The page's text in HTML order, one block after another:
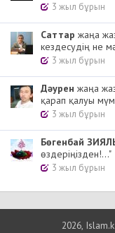
3 жыл бұрын
Cаттар жаңа
кездесудің не
3 жыл бұрын
Дәурен жаңа
қарап қалуы
3 жыл бұрын
Бөгенбай
өздеріңізден!..."
3 жыл бұрын
2026,